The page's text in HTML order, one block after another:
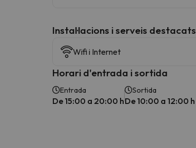
Instal·lacions i serveis destacats
Wifi i Internet
Horari d'entrada i sortida
Entrada
De 15:00 a 20:00 h
Sortida
De 10:00 a 12:00 h